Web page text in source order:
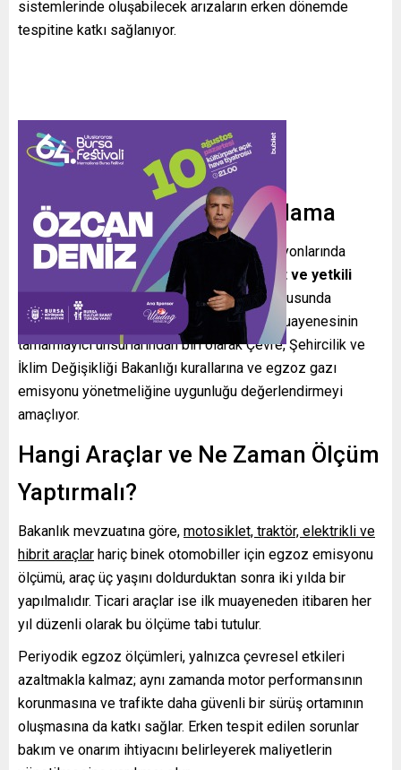
sistemlerinde oluşabilecek arızaların erken dönemde
tespitine katkı sağlanıyor.
Standartlara Uygun Uygulama
TÜVTÜRK, ülke genelindeki muayene istasyonlarında
egzoz emisyonu ölçümlerini
ilgili mevzuat ve yetkili
kurumların belirlediği standartlar doğrultusunda
gerçekleştiriyor. Bu işlem, periyodik araç muayenesinin
tamamlayıcı unsurlarından biri olarak Çevre, Şehircilik ve
İklim Değişikliği Bakanlığı kurallarına ve egzoz gazı
emisyonu yönetmeliğine uygunluğu değerlendirmeyi
amaçlıyor.
Hangi Araçlar ve Ne Zaman Ölçüm
Yaptırmalı?
Bakanlık mevzuatına göre, motosiklet, traktör, elektrikli ve
hibrit araçlar hariç binek otomobiller için egzoz emisyonu
ölçümü, araç üç yaşını doldurduktan sonra iki yılda bir
yapılmalıdır. Ticari araçlar ise ilk muayeneden itibaren her
yıl düzenli olarak bu ölçüme tabi tutulur.
Periyodik egzoz ölçümleri, yalnızca çevresel etkileri
azaltmakla kalmaz; aynı zamanda motor performansının
korunmasına ve trafikte daha güvenli bir sürüş ortamının
oluşmasına da katkı sağlar. Erken tespit edilen sorunlar
bakım ve onarım ihtiyacını belirleyerek maliyetlerin